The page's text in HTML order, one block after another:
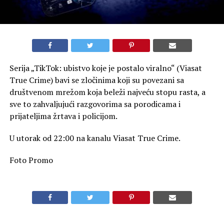
Serija „TikTok: ubistvo koje je postalo viralno“ (Viasat
True Crime) bavi se zločinima koji su povezani sa
društvenom mrežom koja beleži najveću stopu rasta, a
sve to zahvaljujući razgovorima sa porodicama i
prijateljima žrtava i policijom.
U utorak od 22:00 na kanalu Viasat True Crime.
Foto Promo